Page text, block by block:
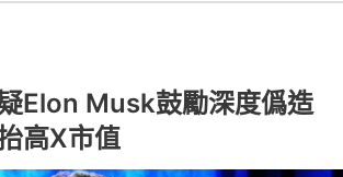
Elon Musk鼓勵深度僞造
高X市值